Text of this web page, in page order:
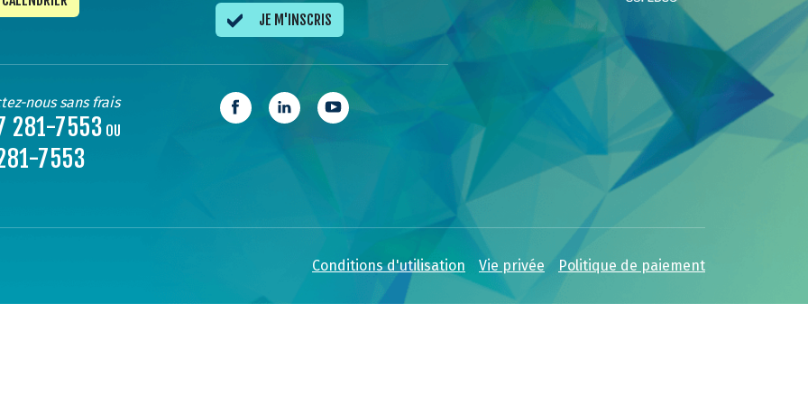
JE M'INSCRIS
nous sans frais
281-7553 OU
7553
Conditions d'utilisation Vie privée Politique de paiement